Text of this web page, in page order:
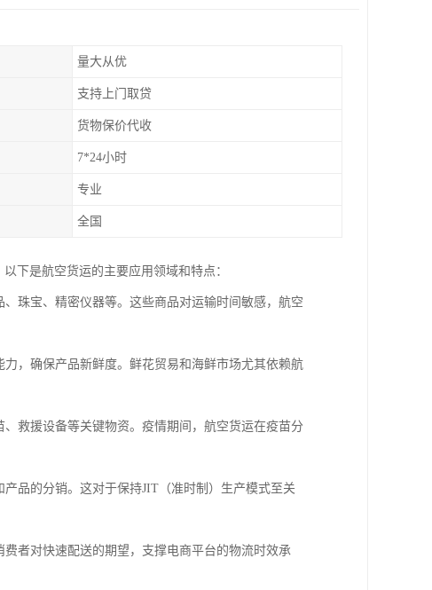
量大从优
支持上门取贷
货物保价代收
7*24小时
专业
全国
下是航空货运的主要应用领域和特点：
珠宝、精密仪器等。这些商品对运输时间敏感，航空
，确保产品新鲜度。鲜花贸易和海鲜市场尤其依赖航
救援设备等关键物资。疫情期间，航空货运在疫苗分
品的分销。这对于保持JIT（准时制）生产模式至关
者对快速配送的期望，支撑电商平台的物流时效承